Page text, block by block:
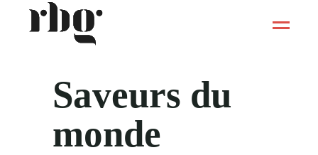
Saveurs du
monde